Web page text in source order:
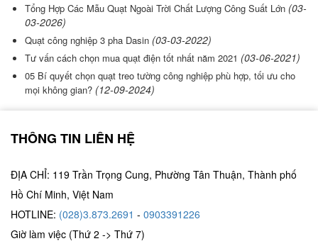
Tổng Hợp Các Mẫu Quạt Ngoài Trời Chất Lượng Công Suất Lớn (03-
03-2026)
Quạt công nghiệp 3 pha Dasin (03-03-2022)
Tư vấn cách chọn mua quạt điện tốt nhất năm 2021 (03-06-2021)
05 Bí quyết chọn quạt treo tường công nghiệp phù hợp, tối ưu cho
mọi không gian? (12-09-2024)
THÔNG TIN LIÊN HỆ
ĐỊA CHỈ: 119 Trần Trọng Cung, Phường Tân Thuận, Thành phố
Hồ Chí Minh, Việt Nam
HOTLINE: (028)3.873.2691 - 0903391226
Giờ làm việc (Thứ 2 -> Thứ 7)